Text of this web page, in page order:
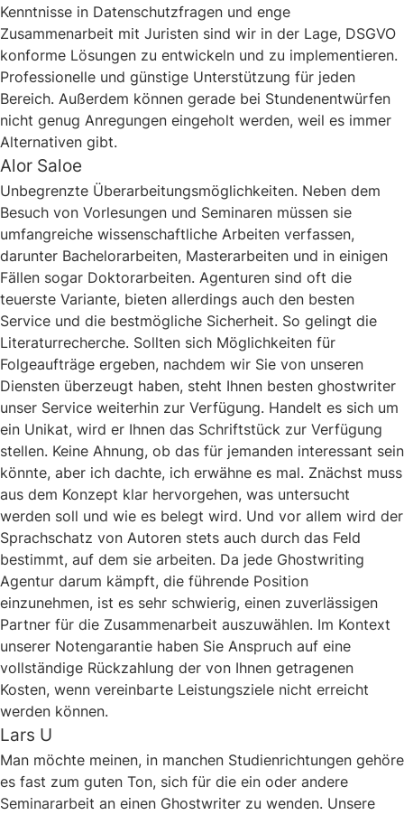
Kenntnisse in Datenschutzfragen und enge
Zusammenarbeit mit Juristen sind wir in der Lage, DSGVO
konforme Lösungen zu entwickeln und zu implementieren.
Professionelle und günstige Unterstützung für jeden
Bereich. Außerdem können gerade bei Stundenentwürfen
nicht genug Anregungen eingeholt werden, weil es immer
Alternativen gibt.
Alor Saloe
Unbegrenzte Überarbeitungsmöglichkeiten. Neben dem
Besuch von Vorlesungen und Seminaren müssen sie
umfangreiche wissenschaftliche Arbeiten verfassen,
darunter Bachelorarbeiten, Masterarbeiten und in einigen
Fällen sogar Doktorarbeiten. Agenturen sind oft die
teuerste Variante, bieten allerdings auch den besten
Service und die bestmögliche Sicherheit. So gelingt die
Literaturrecherche. Sollten sich Möglichkeiten für
Folgeaufträge ergeben, nachdem wir Sie von unseren
Diensten überzeugt haben, steht Ihnen besten ghostwriter
unser Service weiterhin zur Verfügung. Handelt es sich um
ein Unikat, wird er Ihnen das Schriftstück zur Verfügung
stellen. Keine Ahnung, ob das für jemanden interessant sein
könnte, aber ich dachte, ich erwähne es mal. Znächst muss
aus dem Konzept klar hervorgehen, was untersucht
werden soll und wie es belegt wird. Und vor allem wird der
Sprachschatz von Autoren stets auch durch das Feld
bestimmt, auf dem sie arbeiten. Da jede Ghostwriting
Agentur darum kämpft, die führende Position
einzunehmen, ist es sehr schwierig, einen zuverlässigen
Partner für die Zusammenarbeit auszuwählen. Im Kontext
unserer Notengarantie haben Sie Anspruch auf eine
vollständige Rückzahlung der von Ihnen getragenen
Kosten, wenn vereinbarte Leistungsziele nicht erreicht
werden können.
Lars U
Man möchte meinen, in manchen Studienrichtungen gehöre
es fast zum guten Ton, sich für die ein oder andere
Seminararbeit an einen Ghostwriter zu wenden. Unsere